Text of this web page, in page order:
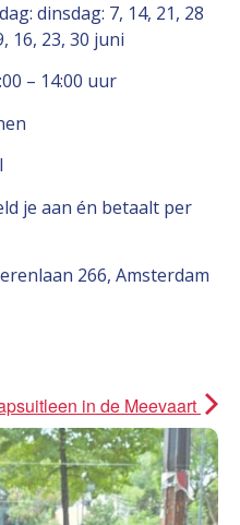
dinsdag: 7, 14, 21, 28
16, 23, 30 juni
– 14:00 uur
je aan én betaalt per
266, Amsterdam
in de Meevaart